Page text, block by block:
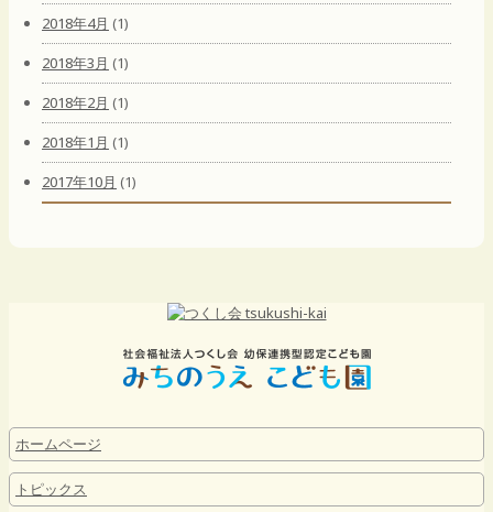
2018年4月 (1)
2018年3月 (1)
2018年2月 (1)
2018年1月 (1)
2017年10月 (1)
ホームページ
トピックス